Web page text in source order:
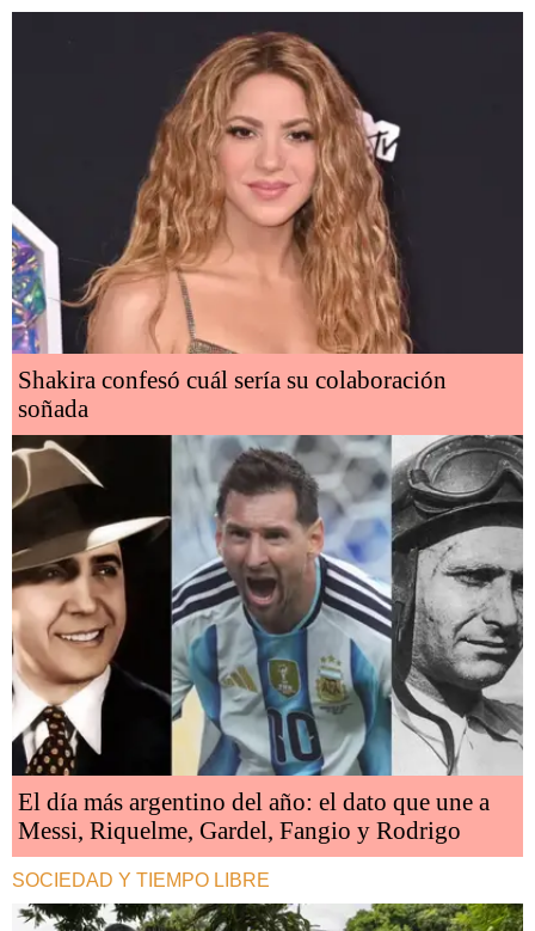
Shakira confesó cuál sería su colaboración
soñada
El día más argentino del año: el dato que une a
Messi, Riquelme, Gardel, Fangio y Rodrigo
SOCIEDAD Y TIEMPO LIBRE